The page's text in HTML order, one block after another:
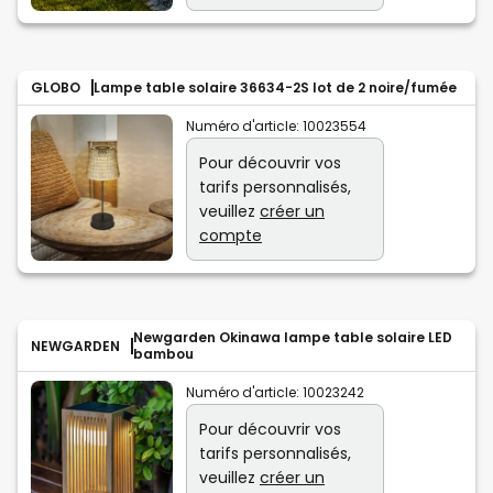
GLOBO Lampe table solaire 36634-2S lot de 2 noire/fumée
Numéro d'article: 10023554
Pour découvrir vos
tarifs personnalisés,
veuillez créer un
compte
NEWGARDEN
Newgarden Okinawa lampe table solaire LED
bambou
Numéro d'article: 10023242
Pour découvrir vos
tarifs personnalisés,
veuillez créer un